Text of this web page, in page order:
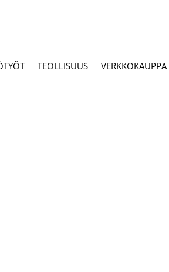
TEOLLISUUS VERKKOKAUPPA